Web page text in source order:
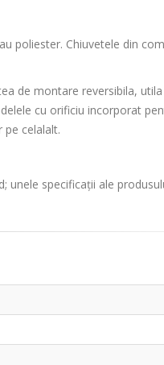
poliester. Chiuvetele din
de montare reversibila,
cu orificiu incorporat
celalalt.
unele specificații ale